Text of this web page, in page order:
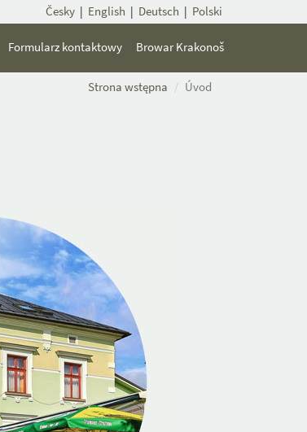
Česky | English | Deutsch | Polski
Formularz kontaktowy Browar Krakonoš
Strona wstępna Úvod